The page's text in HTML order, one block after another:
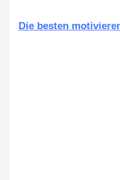
Die besten